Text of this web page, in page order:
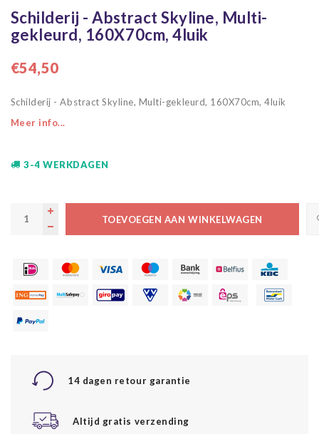
Schilderij - Abstract Skyline, Multi-
gekleurd, 160X70cm, 4luik
€54,50
Schilderij - Abstract Skyline, Multi-gekleurd, 160X70cm, 4luik
Meer info...
3-4 WERKDAGEN
TOEVOEGEN AAN WINKELWAGEN
14 dagen retour garantie
Altijd gratis verzending